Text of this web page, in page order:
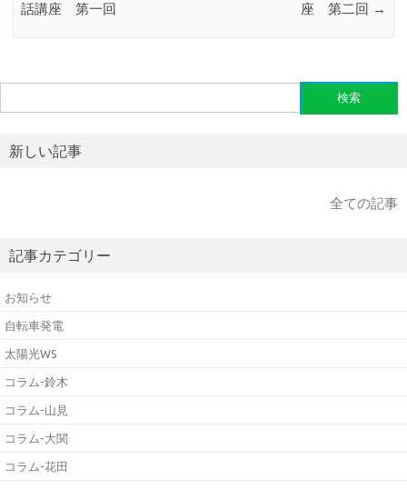
話講座 第一回
座 第二回 →
索:
新しい記事
全ての記事
記事カテゴリー
お知らせ
自転車発電
太陽光WS
コラム-鈴木
コラム-山見
コラム-大関
コラム-花田